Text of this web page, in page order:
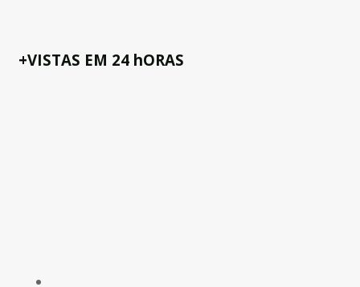
+VISTAS EM 24 hORAS